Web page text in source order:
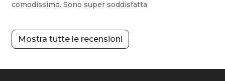
comodissimo. Sono super soddisfatta
Mostra tutte le recensioni